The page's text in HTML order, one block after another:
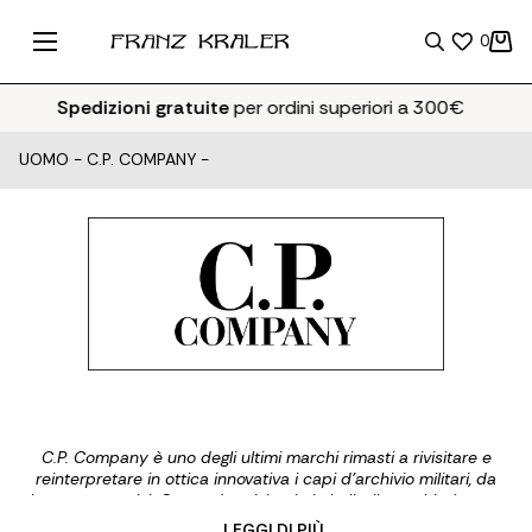
0
Spedizioni gratuiteper ordini superiori a 300€
UOMO - C.P. COMPANY -
C.P. Company è uno degli ultimi marchi rimasti a rivisitare e
reinterpretare in ottica innovativa i capi d'archivio militari, da
lavoro e sportivi. Con sede originaria in Italia, il marchio è stato
creato nel 1971 da Massimo Osti e continua ancora oggi ad